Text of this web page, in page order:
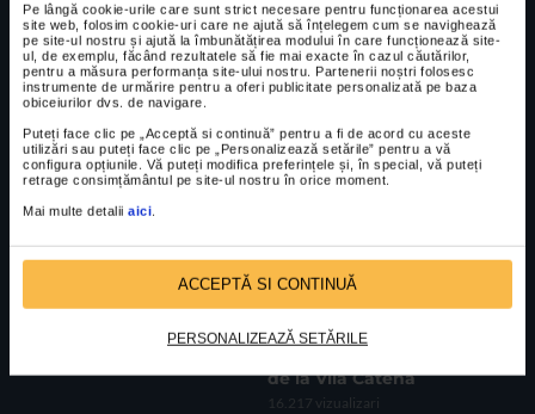
Pe lângă cookie-urile care sunt strict necesare pentru funcționarea acestui
site web, folosim cookie-uri care ne ajută să înțelegem cum se navighează
pe site-ul nostru și ajută la îmbunătățirea modului în care funcționează site-
ul, de exemplu, făcând rezultatele să fie mai exacte în cazul căutărilor,
pentru a măsura performanța site-ului nostru. Partenerii noștri folosesc
instrumente de urmărire pentru a oferi publicitate personalizată pe baza
obiceiurilor dvs. de navigare.
Puteți face clic pe „Acceptă si continuă” pentru a fi de acord cu aceste
utilizări sau puteți face clic pe „Personalizează setările” pentru a vă
configura opțiunile. Vă puteți modifica preferințele și, în special, vă puteți
retrage consimțământul pe site-ul nostru în orice moment.
Mai multe detalii aici.
ACCEPTĂ SI CONTINUĂ
PERSONALIZEAZĂ SETĂRILE
CELE MAI VIZUALIZATE
CLIPA DE ARTA
pictură și
sculptură „Sărbăt
oarea florilor” la
CLIPA DE ARTA
Fotografii de
Bogdan Gîrbovan
de la Vila Catena
16.217 vizualizari